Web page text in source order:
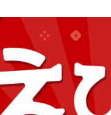
シリーズ